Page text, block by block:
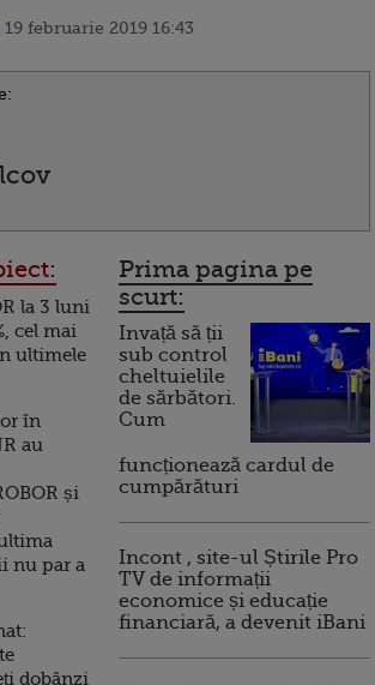
, 19 februarie 2019 16:43
la 3 luni
cel mai
ultimele
în
au
și
nu par a
dobânzi
Prima pagina pe
scurt:
Invață să ții
sub control
cheltuielile
de sărbători.
Cum
funcționează cardul de
cumpărături
Incont , site-ul Știrile Pro
TV de informații
economice și educație
financiară, a devenit iBani